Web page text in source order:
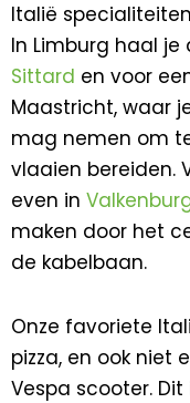
Italië
In Limburg haal je
Sittard en voor
Maastricht, waar
mag nemen om
vlaaien bereiden.
even in
maken door het
de kabelbaan.
Onze favoriete
pizza, en ook niet
Vespa scooter.